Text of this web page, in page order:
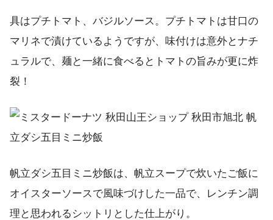
具はプチトマト、バジルソース。プチトマトは甘口の
マリネで漬けているようですが、味付けは意外とナチ
ュラルで、麺と一緒に食べるとトマトの旨みが更に炸
裂！
帆立ダシ五目ミニ炒飯は、帆立スープで炊いたご飯に
オイスターソースで風味づけした一品で、レンチン調
理と思われるシットリとした仕上がり。